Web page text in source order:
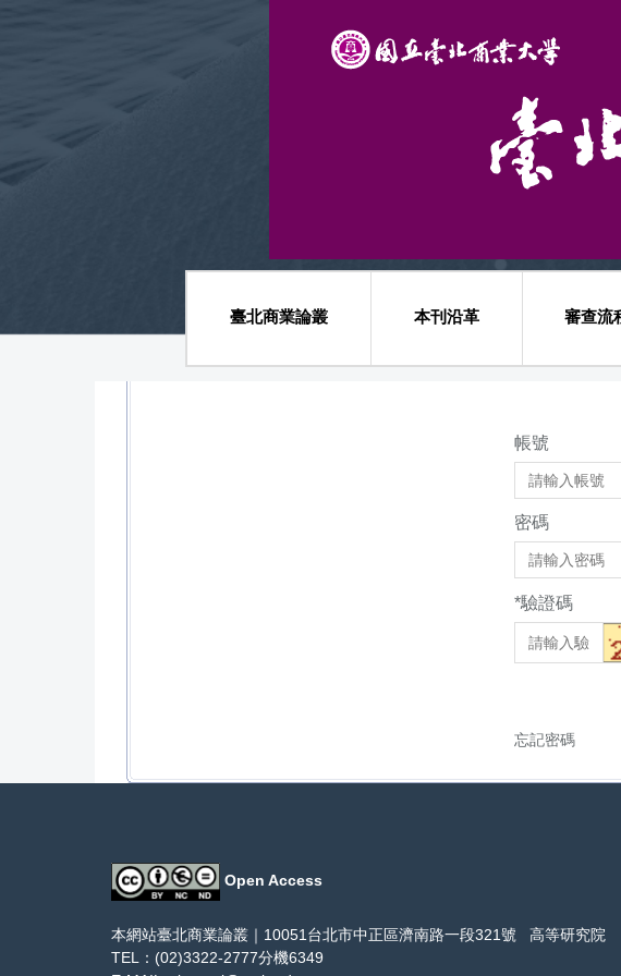
臺北商業論叢 本刊沿革 審查流
帳號
密碼
*驗證碼
忘記密碼
Open Access
本網站臺北商業論叢｜10051台北市中正區濟南路一段321號 高等研究院
TEL：(02)3322-2777分機6349